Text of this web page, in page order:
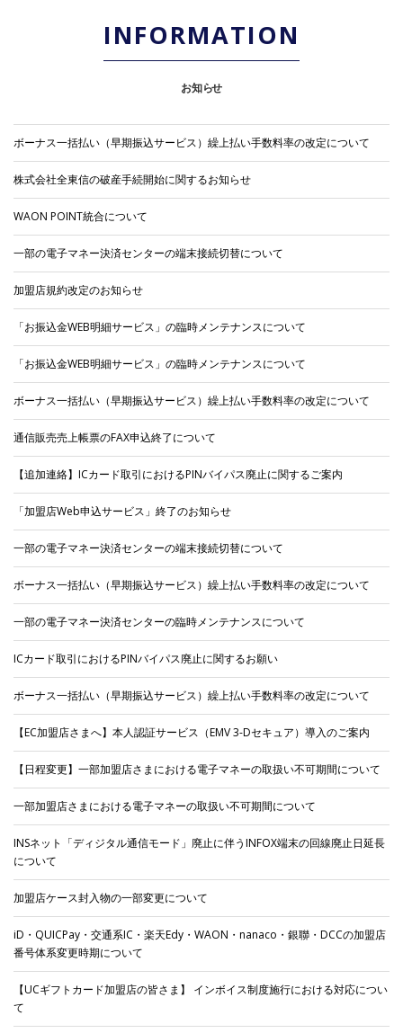
INFORMATION
お知らせ
ボーナス一括払い（早期振込サービス）繰上払い手数料率の改定について
株式会社全東信の破産手続開始に関するお知らせ
WAON POINT統合について
一部の電子マネー決済センターの端末接続切替について
加盟店規約改定のお知らせ
「お振込金WEB明細サービス」の臨時メンテナンスについて
「お振込金WEB明細サービス」の臨時メンテナンスについて
ボーナス一括払い（早期振込サービス）繰上払い手数料率の改定について
通信販売売上帳票のFAX申込終了について
【追加連絡】ICカード取引におけるPINバイパス廃止に関するご案内
「加盟店Web申込サービス」終了のお知らせ
一部の電子マネー決済センターの端末接続切替について
ボーナス一括払い（早期振込サービス）繰上払い手数料率の改定について
一部の電子マネー決済センターの臨時メンテナンスについて
ICカード取引におけるPINバイパス廃止に関するお願い
ボーナス一括払い（早期振込サービス）繰上払い手数料率の改定について
【EC加盟店さまへ】本人認証サービス（EMV 3-Dセキュア）導入のご案内
【日程変更】一部加盟店さまにおける電子マネーの取扱い不可期間について
一部加盟店さまにおける電子マネーの取扱い不可期間について
INSネット「ディジタル通信モード」廃止に伴うINFOX端末の回線廃止日延長
について
加盟店ケース封入物の一部変更について
iD・QUICPay・交通系IC・楽天Edy・WAON・nanaco・銀聯・DCCの加盟店
番号体系変更時期について
【UCギフトカード加盟店の皆さま】 インボイス制度施行における対応につい
て